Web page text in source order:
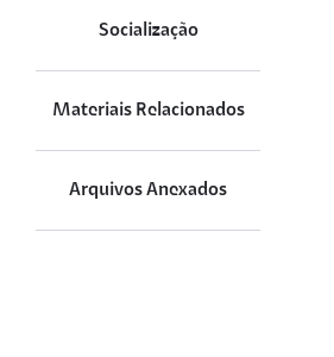
Socialização
Materiais Relacionados
Arquivos Anexados